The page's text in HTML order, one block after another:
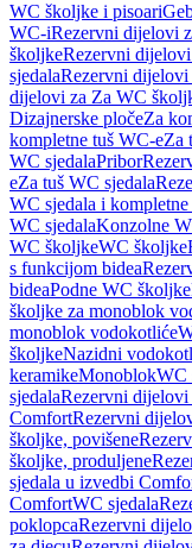
WC školjke i pisoari
WC-iRezervni dijelovi
školjkeRezervni
sjedalaRezervni dijelovi
dijelovi za Za WC
Dizajnerske pločeZa
kompletne tuš WC-eZa
WC sjedalaPribor
eZa tuš WC sjedala
WC sjedala i
WC sjedalaKonzolne
WC školjkeWC školjke
s funkcijom bidea
bideaPodne WC školjke
školjke za monoblok
monoblok vodokotliće
školjkeNazidni
keramikeMonoblokWC
sjedalaRezervni dijelovi
ComfortRezervni
školjke, povišene
školjke, produljene
sjedala u izvedbi
ComfortWC sjedala
poklopcaRezervni